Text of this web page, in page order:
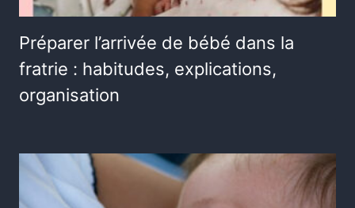
Préparer l’arrivée de bébé dans la
fratrie : habitudes, explications,
organisation